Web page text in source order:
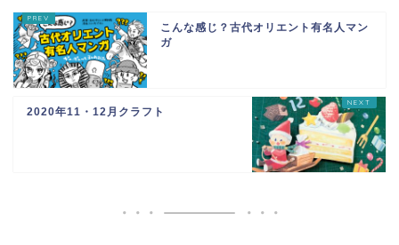
こんな感じ？古代オリエント有名人マン
ガ
2020年11・12月クラフト